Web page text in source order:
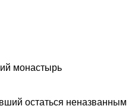
монастырь
остаться неназванным